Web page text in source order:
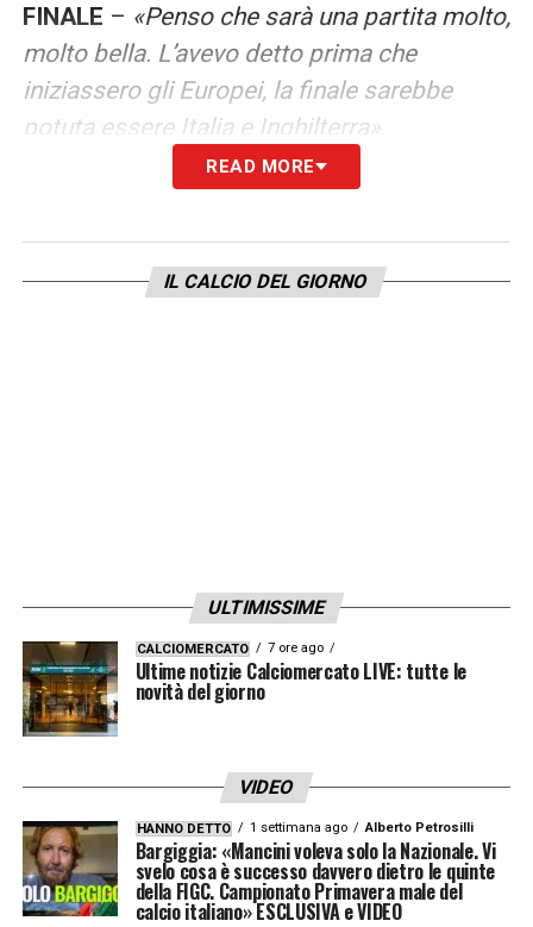
FINALE – «Penso che sarà una partita molto,
molto bella. L’avevo detto prima che
iniziassero gli Europei, la finale sarebbe
potuta essere Italia e Inghilterra».
READ MORE
IL CALCIO DEL GIORNO
ULTIMISSIME
CALCIOMERCATO 7 ore ago
Ultime notizie Calciomercato LIVE: tutte le
novità del giorno
VIDEO
HANNO DETTO 1 settimana ago Alberto Petrosilli
Bargiggia: «Mancini voleva solo la Nazionale. Vi
svelo cosa è successo davvero dietro le quinte
della FIGC. Campionato Primavera male del
calcio italiano» ESCLUSIVA e VIDEO